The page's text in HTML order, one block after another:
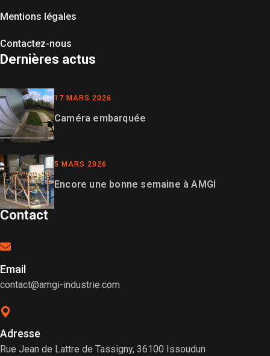
Mentions légales
Contactez-nous
Dernières actus
17 MARS 2026
Caméra embarquée
5 MARS 2026
Encore une bonne semaine à AMGI
Contact
Email
contact@amgi-industrie.com
Adresse
Rue Jean de Lattre de Tassigny, 36100 Issoudun